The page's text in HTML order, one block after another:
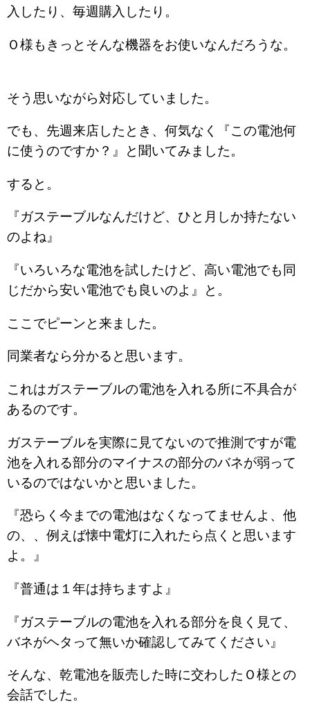
入したり、毎週購入したり。
Ｏ様もきっとそんな機器をお使いなんだろうな。
そう思いながら対応していました。
でも、先週来店したとき、何気なく『この電池何
に使うのですか？』と聞いてみました。
すると。
『ガステーブルなんだけど、ひと月しか持たない
のよね』
『いろいろな電池を試したけど、高い電池でも同
じだから安い電池でも良いのよ』と。
ここでピーンと来ました。
同業者なら分かると思います。
これはガステーブルの電池を入れる所に不具合が
あるのです。
ガステーブルを実際に見てないので推測ですが電
池を入れる部分のマイナスの部分のバネが弱って
いるのではないかと思いました。
『恐らく今までの電池はなくなってませんよ、他
の、、例えば懐中電灯に入れたら点くと思います
よ。』
『普通は１年は持ちますよ』
『ガステーブルの電池を入れる部分を良く見て、
バネがヘタって無いか確認してみてください』
そんな、乾電池を販売した時に交わしたＯ様との
会話でした。